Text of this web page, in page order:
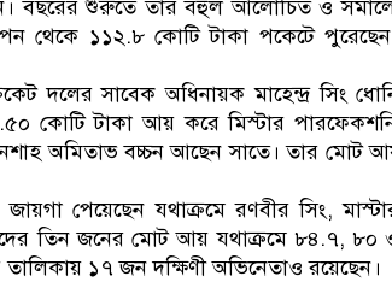
বছরের শুরুতে তার বহুল আলোচিত ও
থেকে ১১২.৮ কোটি টাকা পকেটে পুরেছেন
দলের সাবেক অধিনায়ক মাহেন্দ্র সিং
কোটি টাকা আয় করে মিস্টার
অমিতাভ বচ্চন আছেন সাতে। তার
পেয়েছেন যথাক্রমে রণবীর সিং,
তিন জনের মোট আয় যথাক্রমে ৮৪.৭,
১৭ জন দক্ষিণী অভিনেতাও রয়েছেন।